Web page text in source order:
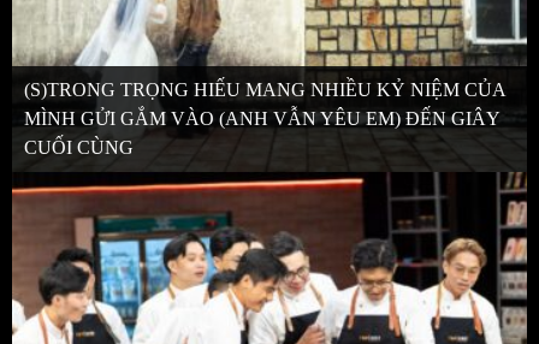
(S)TRONG TRỌNG HIẾU MANG NHIỀU KỶ NIỆM CỦA
MÌNH GỬI GẮM VÀO (ANH VẪN YÊU EM) ĐẾN GIÂY
CUỐI CÙNG